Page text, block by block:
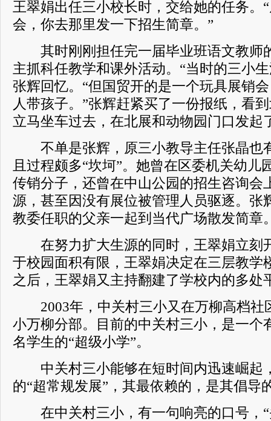
王翠娟出任三小校长时，交给她的任务。
会，你去那里发一下招生简章。”
其时刚刚担任完一届毕业班语文教师
主抓科任教学和课外活动。“当时的三小
张辉回忆。“但国贸开的是一个玩具展销
人带孩子。”张辉赶紧买了一份报纸，看
立马坐车过去，在北展和动物园门口发起
不单是张辉，原三小教导主任张晶也
且过程颇多“坎坷”。她曾在区委机关幼儿
传销分子，还曾在中山公园的招生咨询会
源，甚至因没有展位被管理人员驱逐。张
教委任职的父亲一起到当代广场散发简章
在努力扩大生源的同时，王翠娟立刻
于校园面积有限，王翠娟决定在三层教学
之后，王翠娟又主持翻建了学校内的多处
2003年，中关村三小又在万柳高档社
小万柳分部。目前的中关村三小，是一个
名学生的“超级小学”。
中关村三小能够在短时间内迅速崛起
的“超常规发展”，其最依赖的，是其倡导
在中关村三小，有一句响亮的口号，“